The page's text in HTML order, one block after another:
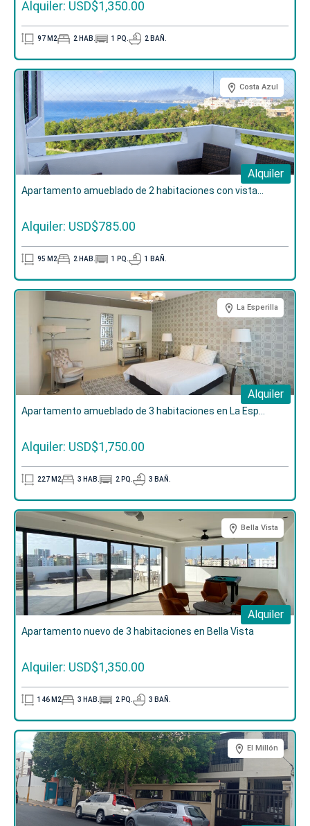
Alquiler: USD$1,350.00
97 M2 2 HAB. 1 PQ. 2 BAÑ.
Costa Azul
Alquiler
Apartamento amueblado de 2 habitaciones con vista...
Alquiler: USD$785.00
95 M2 2 HAB. 1 PQ. 1 BAÑ.
La Esperilla
Alquiler
Apartamento amueblado de 3 habitaciones en La Esp...
Alquiler: USD$1,750.00
227 M2 3 HAB. 2 PQ. 3 BAÑ.
Bella Vista
Alquiler
Apartamento nuevo de 3 habitaciones en Bella Vista
Alquiler: USD$1,350.00
146 M2 3 HAB. 2 PQ. 3 BAÑ.
El Millón